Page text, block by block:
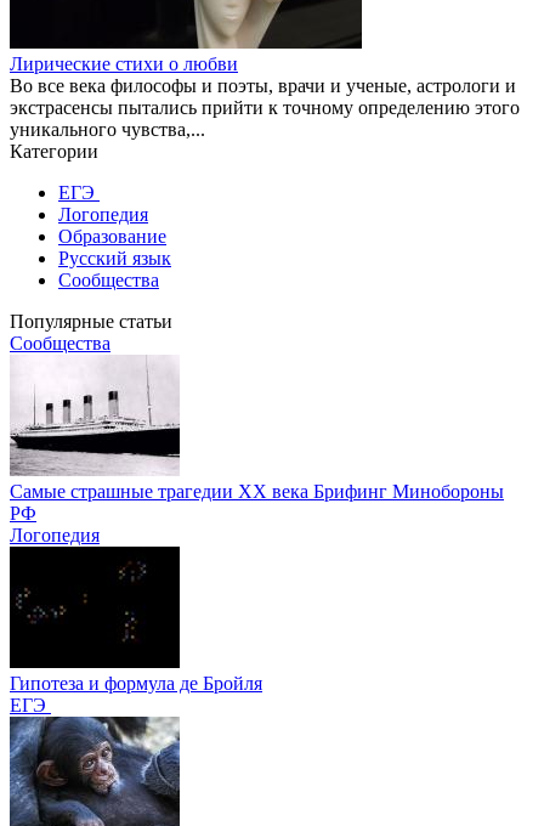
Лирические стихи о любви
Во все века философы и поэты, врачи и ученые, астрологи и
экстрасенсы пытались прийти к точному определению этого
уникального чувства,...
Категории
ЕГЭ
Логопедия
Образование
Русский язык
Сообщества
Популярные статьи
Сообщества
Самые страшные трагедии XX века Брифинг Минобороны
РФ
Логопедия
Гипотеза и формула де Бройля
ЕГЭ